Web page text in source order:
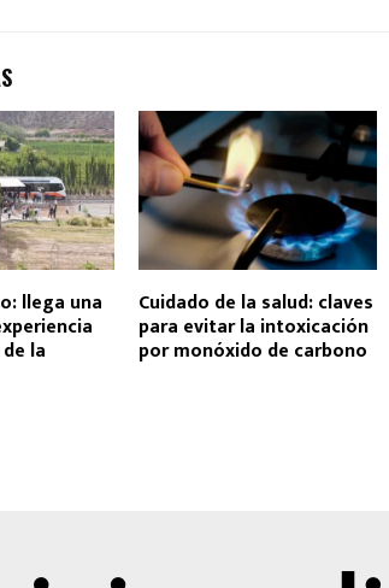
llega una
la
Cuidado de la salud: claves
para evitar la intoxicación
por monóxido de carbono